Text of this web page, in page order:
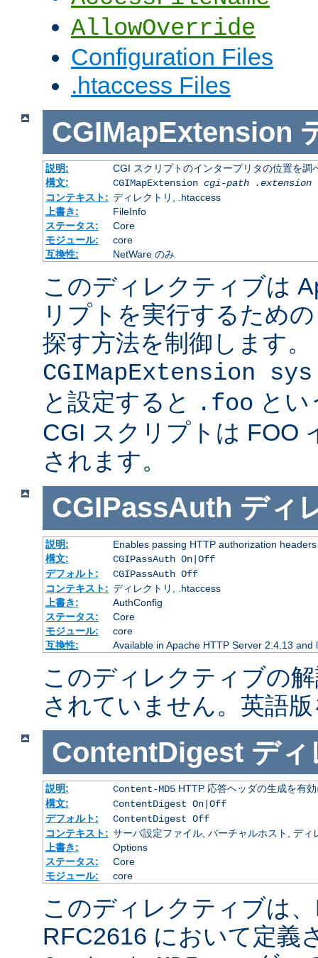
AllowOverride
Configuration Files
.htaccess Files
CGIMapExtension
説明:
CGI スクリプトのインタープリタの位置を調
構文:
CGIMapExtension cgi-path
.extension
コンテキスト: ディレクトリ, .htaccess
上書き:
FileInfo
ステータス:
Core
モジュール:
core
互換性:
NetWare のみ
このディレクティブは
リプトを実行するため
探す方法を制御します
CGIMapExtension
と設定すると
.foo と
CGI スクリプトは FOO
されます。
CGIPassAuth ディ
説明:
Enables passing HTTP authorization
構文:
CGIPassAuth On|Off
デフォルト:
CGIPassAuth Off
コンテキスト: ディレクトリ, .htaccess
上書き:
AuthConfig
ステータス:
Core
モジュール:
core
互換性:
Available in Apache HTTP Server 2.4.13 and
このディレクティブの
されていません。英語
ContentDigest ディ
説明: Content-MD5HTTP 応答ヘッダの生成を有
構文:
ContentDigest On|Off
デフォルト:
ContentDigest Off
コンテキスト: サーバ設定ファイル, バーチャルホスト, ディ
上書き:
Options
ステータス:
Core
モジュール:
core
このディレクティブは
RFC2616 において定義